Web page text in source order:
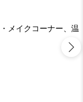
メイクコーナー、温